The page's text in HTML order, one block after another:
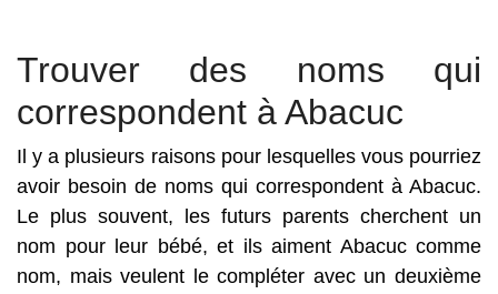
Trouver des noms qui
correspondent à Abacuc
Il y a plusieurs raisons pour lesquelles vous pourriez
avoir besoin de noms qui correspondent à Abacuc.
Le plus souvent, les futurs parents cherchent un
nom pour leur bébé, et ils aiment Abacuc comme
nom, mais veulent le compléter avec un deuxième